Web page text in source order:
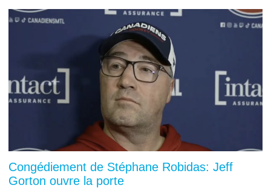
Congédiement de Stéphane Robidas: Jeff
Gorton ouvre la porte